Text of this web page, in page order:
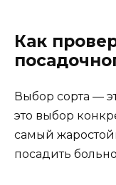
Как
Выбор сорта —
это выбор
самый
посадить